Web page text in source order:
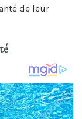
de leur